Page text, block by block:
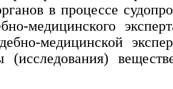
в процессе
медицинского
медицинской